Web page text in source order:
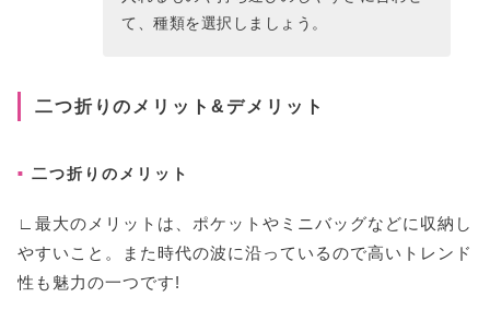
て、種類を選択しましょう。
二つ折りのメリット&デメリット
二つ折りのメリット
∟最大のメリットは、ポケットやミニバッグなどに収納し
やすいこと。また時代の波に沿っているので高いトレンド
性も魅力の一つです!